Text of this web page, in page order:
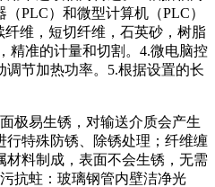
PLC）和微型计算机（PLC）
纤维，短切纤维，石英砂，树脂
精准的计量和切割。4.微电脑控
节加热功率。5.根据设置的长
极易生锈，对输送介质会产生
行特殊防锈、除锈处理；纤维缠
材料制成，表面不会生锈，无需
抗蛀：玻璃钢管内壁洁净光